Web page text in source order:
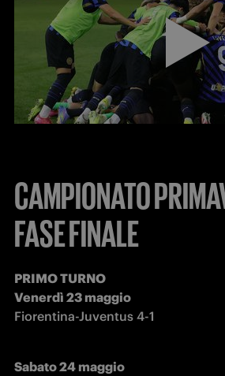
CAMPIONATO
FASE FINALE
PRIMO TURNO
Fiorentina-Juventus 4-1